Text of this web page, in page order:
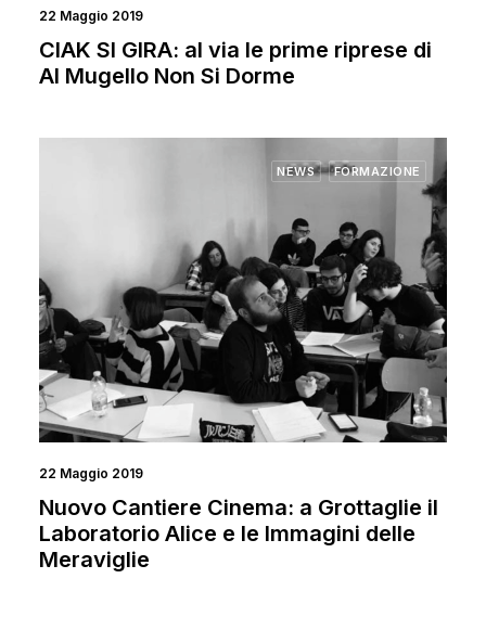
22 Maggio 2019
CIAK SI GIRA: al via le prime riprese di
Al Mugello Non Si Dorme
NEWS FORMAZIONE
22 Maggio 2019
Nuovo Cantiere Cinema: a Grottaglie il
Laboratorio Alice e le Immagini delle
Meraviglie